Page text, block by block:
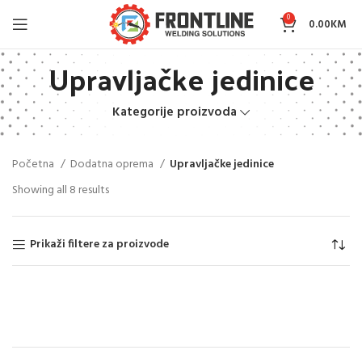
0 0.00KM
Upravljačke jedinice
Kategorije proizvoda
Početna Dodatna oprema
Upravljačke jedinice
Showing all 8 results
Prikaži filtere za proizvode